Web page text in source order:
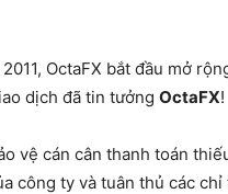
OctaFX bắt đầu mở
dịch đã tin tưởng OctaFX!
vệ cán cân thanh toán
công ty và tuân thủ các